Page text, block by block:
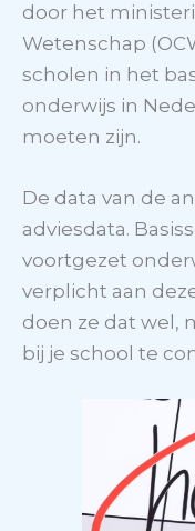
door het
Wetenschap
scholen in het
onderwijs in
moeten zijn.
De data van de
adviesdata.
voortgezet
verplicht aan
doen ze dat wel,
bij je school te